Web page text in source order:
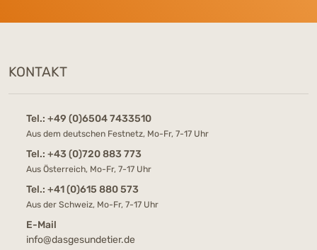
KONTAKT
Tel.: +49 (0)6504 7433510
Aus dem deutschen Festnetz, Mo-Fr, 7-17 Uhr
Tel.: +43 (0)720 883 773
Aus Österreich, Mo-Fr, 7-17 Uhr
Tel.: +41 (0)615 880 573
Aus der Schweiz, Mo-Fr, 7-17 Uhr
E-Mail
info@dasgesundetier.de